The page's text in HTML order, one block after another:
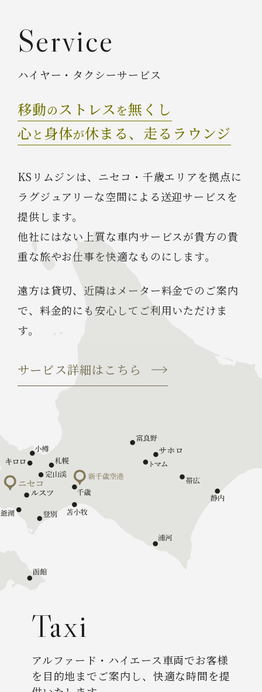
Service
ハイヤー・タクシーサービス
移動のストレス を無くし
心 と 身体が休まる、 走るラウンジ
KSリムジンは、ニセコ・千歳エリアを拠点に
ラグジュアリーな空間による送迎サービスを
提供します。
他社にはない上質な車内サービスが貴方の貴
重な旅やお仕事を快適なものにします。
遠方は貸切、近隣はメーター料金でのご案内
で、 料金的にも安心してご利用いただけま
す。
サービス詳細はこちら
Taxi
アルファード・ハイエース車両でお客様
を目的地までご案内し、 快適な時間を提